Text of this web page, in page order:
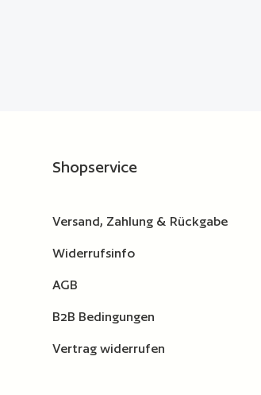
Shopservice
Versand, Zahlung & Rückgabe
Widerrufsinfo
AGB
B2B Bedingungen
Vertrag widerrufen